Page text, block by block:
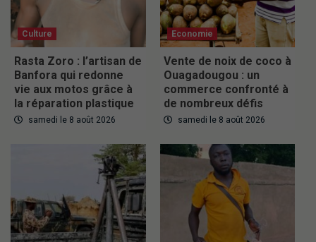
Culture
Rasta Zoro : l’artisan de
Banfora qui redonne
vie aux motos grâce à
la réparation plastique
samedi le 8 août 2026
Economie
Vente de noix de coco à
Ouagadougou : un
commerce confronté à
de nombreux défis
samedi le 8 août 2026